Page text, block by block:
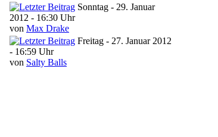
Sonntag - 29. Januar
2012 - 16:30 Uhr
von Max Drake
Freitag - 27. Januar 2012
- 16:59 Uhr
von Salty Balls